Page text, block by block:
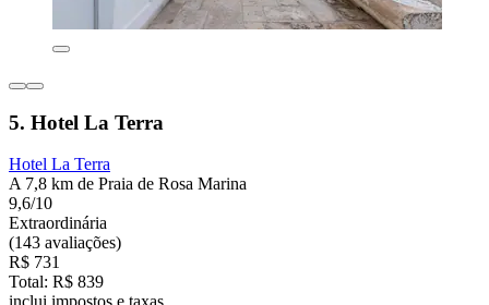
5. Hotel La Terra
Hotel La Terra
A 7,8 km de Praia de Rosa Marina
9,6/10
Extraordinária
(143 avaliações)
R$ 731
Total: R$ 839